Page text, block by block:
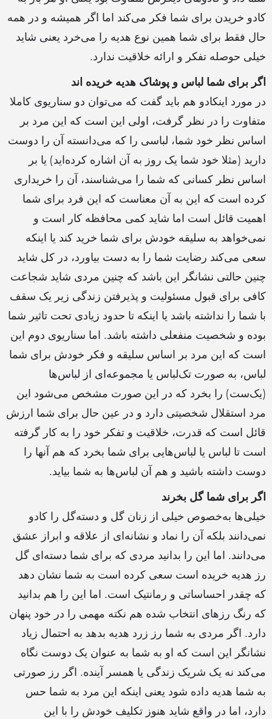
کادو خریدن برای شما فکر می‌کند اما اگر همیشه و در همه
حال فقط برای شما همین نوع هدیه را می‌خرد یعنی شاید
خیلی حوصله تفکر و ارائه خلاقیت ندارد.
اگر برای شما لباس و پوشاک هدیه خریده اند
در مورد اینکادو هم باید گفت که می‌توان دو سناریوی کاملا
متفاوت را در نظر گرفت، اولی این است که این مرد بر
اساس نظر خود شما،‌ لباسی را که می‌دانسته آن را دوست
دارید (مثلا خود شما یک روز به آن اشاره کرده‌اید) یا بر
اساس نظر کسانی که شما را می‌شناسند، آن را خریداری
کرده است که این به آن معناست که این فرد برای شما
اهمیت قائل است اما شاید کمی محافظه‌ کار است و
نمی‌خواهد به سلیقه خودش برای شما خرید کند یا اینکه
سعی می‌کند رضایت شما را به دست بیاورد، در کل شاید
چنین حالتی نشانگر این باشد که چنین مردی شاید شجاعت
کافی برای قبول مسئولیت و پذیرفتن زندگی زیر یک سقف
با شما را نداشته باشد یا اینکه تا حدود زیادی تحت تاثیر شما
بوده و شخصیت منفعلی داشته باشد. اما سناریوی دوم این
است که این مرد بر اساس سلیقه و فکر خودش برای شما
لباس، به صورت تک‌لباس یا مجموعه‌ای از لباس‌ها
(یک‌ست) را بخرد که در این صورت مشخص می‌شود این
مرد استقلال شخصیتی دارد و در عین حال برای شما ارزش
قائل است که قدرت، خلاقیت و تفکر خود را به کار گرفته
است تا لباس‌ یا لباس‌هایی برای شما بخرد که هم آنها را
دوست داشته باشید و هم آن لباس‌ها به شما بیاید.
اگر برای شما گل بخرند
خیلی‌ها به‌خصوص خیلی از زنان گل و دسته‌گل را کادو
نمی‌دانند بلکه آن را نماد و نشانه‌ای از علاقه و ابراز عشق
می‌دانند. اما این را بدانید مردی که برای شما دسته‌ای گل
رز هدیه خریده است سعی کرده است به شما نشان دهد
که چقدر احساساتی و رمانتیک است. اما این را هم بدانید
که رنگ رزهای انتخاب شده هم نکته مهمی را در خود پنهان
دارد. اگر مردی به شما رز زرد هدیه بدهد به احتمال زیاد
نشانگر این است که او به شما به عنوان یک دوست نگاه
می‌کند نه یک شریک زندگی یا همسر آینده. اگر رز صورتی
به شما هدیه داده ‌شود یعنی اینکه این مرد به شما حس
دارد، اما در واقع شاید هنوز تکلیف خودش را با این